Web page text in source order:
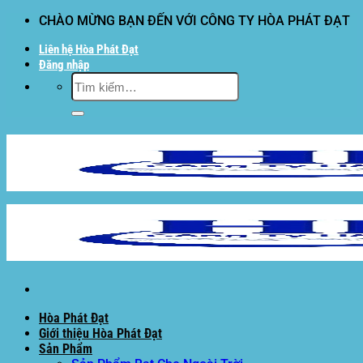
dung
CHÀO MỪNG BẠN ĐẾN VỚI CÔNG TY HÒA PHÁT ĐẠT
Liên hệ Hòa Phát Đạt
Đăng nhập
Tìm
kiếm:
Hòa Phát Đạt
Giới thiệu Hòa Phát Đạt
Sản Phẩm